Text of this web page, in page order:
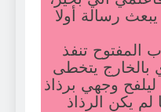
رسالة أولا
المفتوح تنفذ
بالخارج يتخطى
وجهي برذاذ
يكن الرذاذ